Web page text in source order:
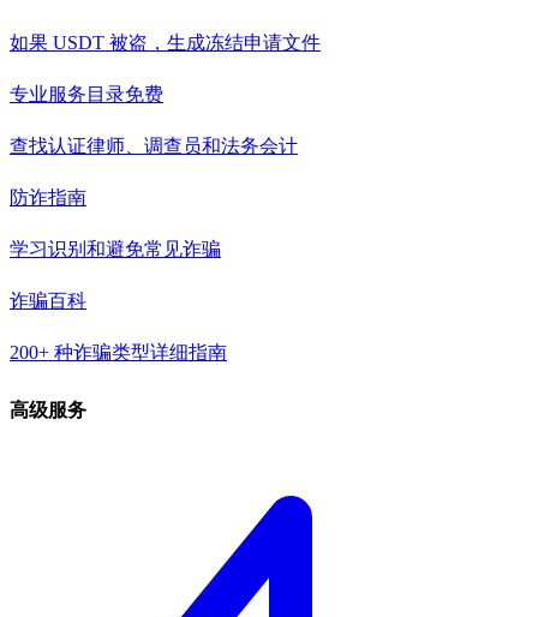
如果 USDT 被盗，生成冻结申请文件
专业服务目录免费
查找认证律师、调查员和法务会计
防诈指南
学习识别和避免常见诈骗
诈骗百科
200+ 种诈骗类型详细指南
高级服务